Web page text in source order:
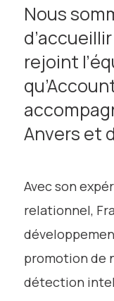
Nous
rejoint
Anvers et
Avec son
relationnel,
promotion de
détection